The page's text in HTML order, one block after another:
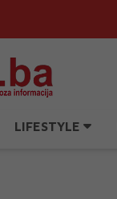
LIFESTYLE